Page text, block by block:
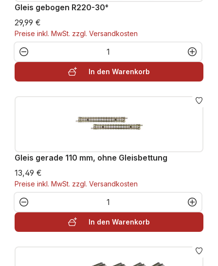
Gleis gebogen R220-30°
29,99 €
Preise inkl. MwSt. zzgl. Versandkosten
Produkt Anzahl: Gib den
In den Warenkorb
Gleis gerade 110 mm, ohne Gleisbettung
13,49 €
Preise inkl. MwSt. zzgl. Versandkosten
Produkt Anzahl: Gib den
In den Warenkorb